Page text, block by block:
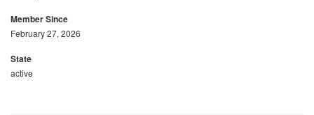
Member Since
February 27, 2026
State
active